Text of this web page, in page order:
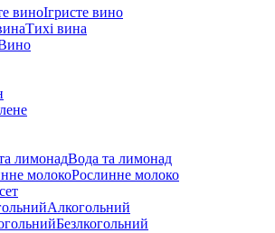
Ігристе вино
Тихі вина
Вода та лимонад
Рослинне молоко
Алкогольний
Безлкогольний